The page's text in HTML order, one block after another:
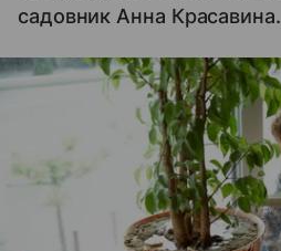
садовник Анна Красавина.